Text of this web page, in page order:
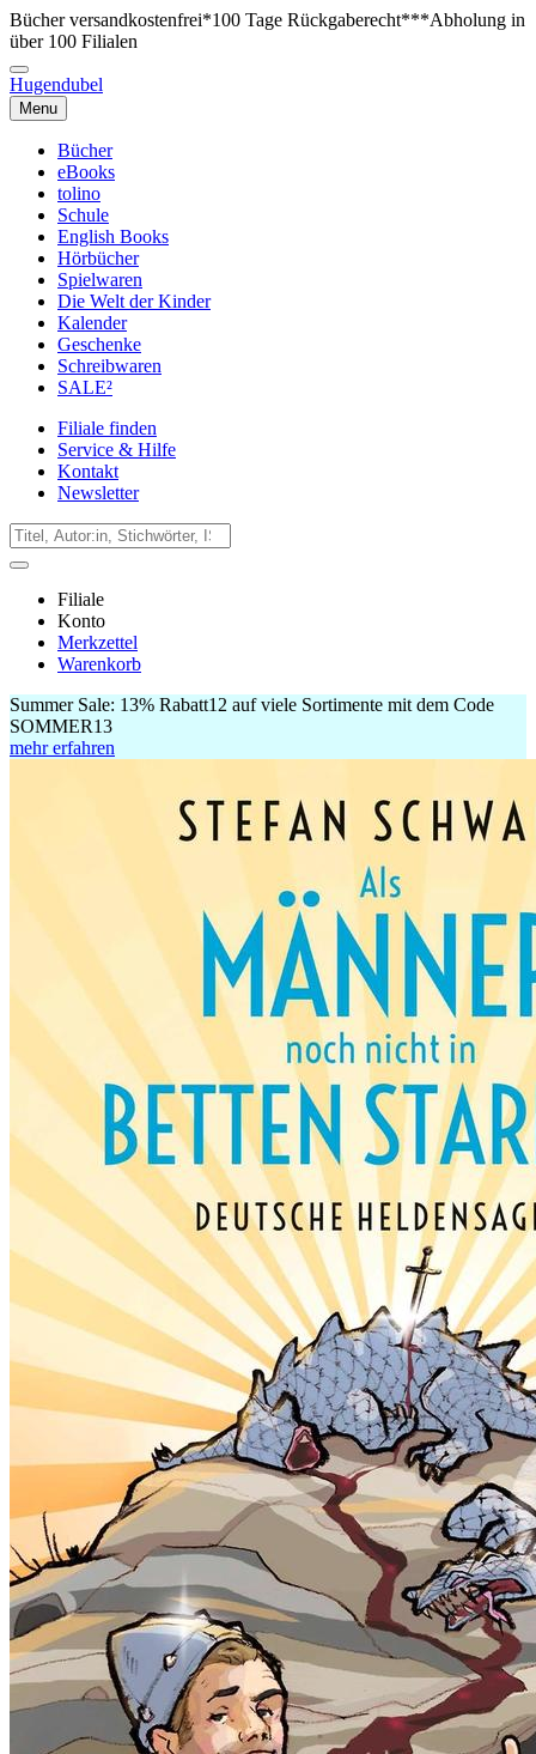
Bücher versandkostenfrei*100 Tage Rückgaberecht***Abholung in
über 100 Filialen
Hugendubel
Menu
Bücher
eBooks
tolino
Schule
English Books
Hörbücher
Spielwaren
Die Welt der Kinder
Kalender
Geschenke
Schreibwaren
SALE²
Filiale finden
Service & Hilfe
Kontakt
Newsletter
Filiale
Konto
Merkzettel
Warenkorb
Summer Sale: 13% Rabatt12 auf viele Sortimente mit dem Code
SOMMER13
mehr erfahren